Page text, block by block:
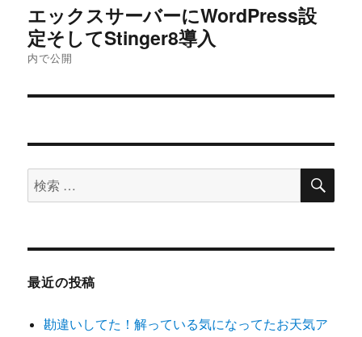
稿
ナ
ビ
ー
シ
エックスサーバーにWordPress設
定そしてStinger8導入
内で公開
検
索
象:
検
最近の投稿
勘違いしてた！解っている気になってたお天気ア